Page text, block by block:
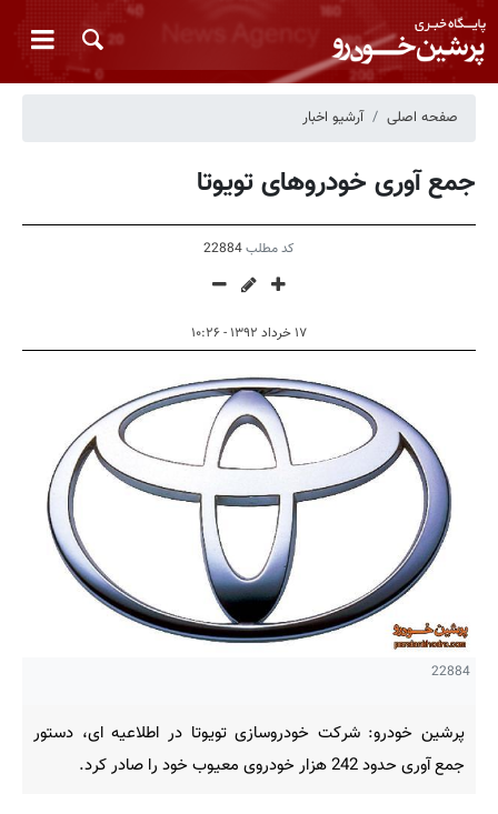
صفحه اصلی آرشیو اخبار
جمع‌‌ آوری خودروهای تویوتا
کد مطلب22884
۱۷ خرداد ۱۳۹۲ - ۱۰:۲۶
22884
پرشین خودرو: شرکت خودروسازی تویوتا در اطلاعیه‌ ای، دستور
جمع‌ آوری حدود 242 هزار خودروی معیوب خود را صادر کرد.